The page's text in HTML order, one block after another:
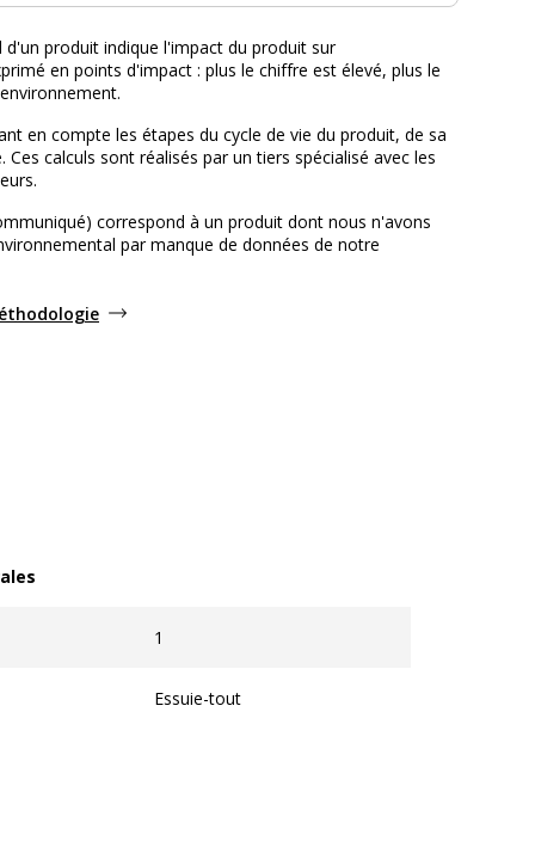
produit indique l'impact du produit sur
en points d'impact : plus le chiffre est élevé, plus le
en compte les étapes du cycle de vie du produit, de sa
calculs sont réalisés par un tiers spécialisé avec les
correspond à un produit dont nous n'avons
par manque de données de notre
1
Essuie-tout